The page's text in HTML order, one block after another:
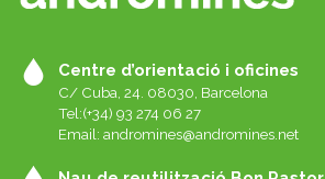
Centre d’orientació i oficines
C/ Cuba, 24. 08030, Barcelona
Tel:(+34) 93 274 06 27
Email: andromines@andromines.net